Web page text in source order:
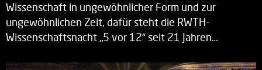
Wissenschaft in ungewöhnlicher Form und zur
ungewöhnlichen Zeit, dafür steht die RWTH-
Wissenschaftsnacht „5 vor 12“ seit 21 Jahren…